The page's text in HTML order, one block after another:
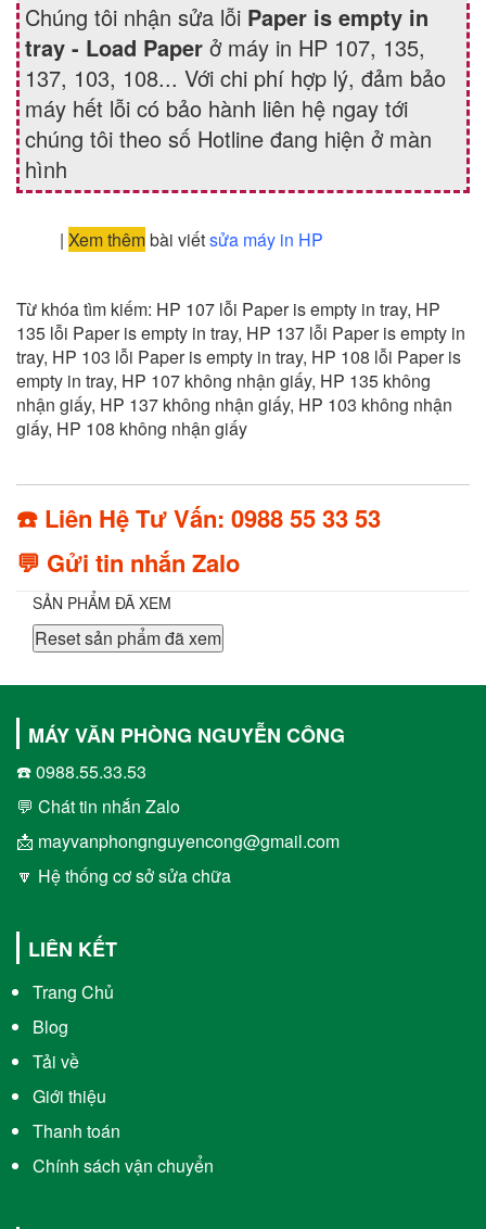
Chúng tôi nhận sửa lỗi Paper is empty in
tray - Load Paper ở máy in HP 107, 135,
137, 103, 108... Với chi phí hợp lý, đảm bảo
máy hết lỗi có bảo hành liên hệ ngay tới
chúng tôi theo số Hotline đang hiện ở màn
hình
| Xem thêmbài viếtsửa máy in HP
Từ khóa tìm kiếm: HP 107 lỗi Paper is empty in tray, HP
135 lỗi Paper is empty in tray, HP 137 lỗi Paper is empty in
tray, HP 103 lỗi Paper is empty in tray, HP 108 lỗi Paper is
empty in tray, HP 107 không nhận giấy, HP 135 không
nhận giấy, HP 137 không nhận giấy, HP 103 không nhận
giấy, HP 108 không nhận giấy
☎️ Liên Hệ Tư Vấn: 0988 55 33 53
💬 Gửi tin nhắn Zalo
SẢN PHẨM ĐÃ XEM
Reset sản phẩm đã xem
MÁY VĂN PHÒNG NGUYỄN CÔNG
☎️ 0988.55.33.53
💬 Chát tin nhắn Zalo
📩 mayvanphongnguyencong@gmail.com
🔽 Hệ thống cơ sở sửa chữa
LIÊN KẾT
Trang Chủ
Blog
Tải về
Giới thiệu
Thanh toán
Chính sách vận chuyển